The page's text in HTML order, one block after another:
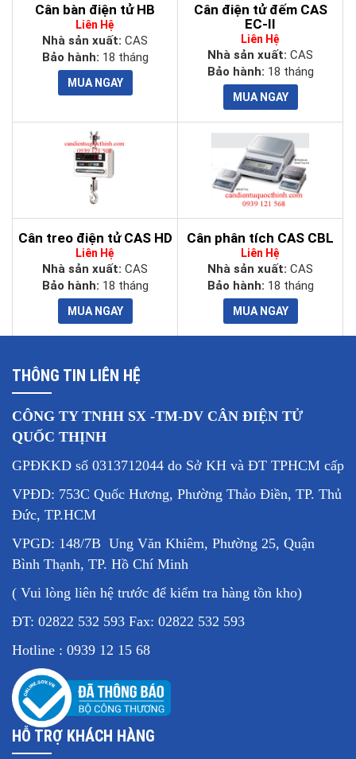
Cân bàn điện tử HB
Liên Hệ
Nhà sản xuất: CAS
Bảo hành: 18 tháng
Cân điện tử đếm CAS
EC-II
Liên Hệ
Nhà sản xuất: CAS
Bảo hành: 18 tháng
Cân treo điện tử CAS HD
Liên Hệ
Nhà sản xuất: CAS
Bảo hành: 18 tháng
Cân phân tích CAS CBL
Liên Hệ
Nhà sản xuất: CAS
Bảo hành: 18 tháng
THÔNG TIN LIÊN HỆ
CÔNG TY TNHH SX -TM-DV CÂN ĐIỆN TỬ
QUỐC THỊNH
GPĐKKD số 0313712044 do Sở KH và ĐT TPHCM cấp
VPĐD: 753C Quốc Hương, Phường Thảo Điền, TP. Thủ
Đức, TP.HCM
VPGD: 148/7B Ung Văn Khiêm, Phường 25, Quận
Bình Thạnh, TP. Hồ Chí Minh
( Vui lòng liên hệ trước để kiểm tra hàng tồn kho)
ĐT: 02822 532 593 Fax: 02822 532 593
Hotline : 0939 12 15 68
HỖ TRỢ KHÁCH HÀNG